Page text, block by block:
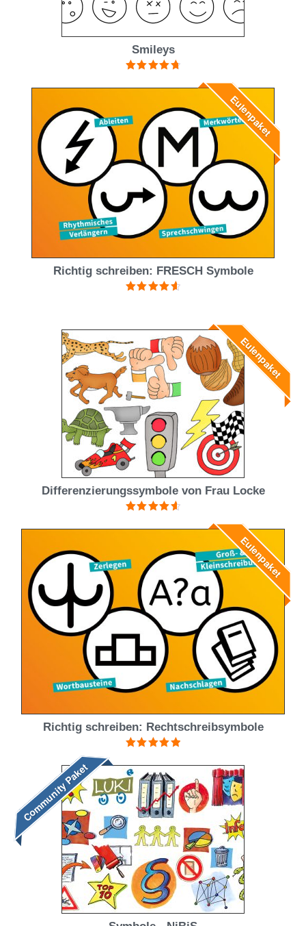
Smileys
4.83von 5 Eulenpaket
Richtig schreiben: FRESCH Symbole
Eulenpaket
Differenzierungssymbole von Frau Locke
mit4.71
Eulenpaket
Richtig schreiben: Rechtschreibsymbole
5.00von 5
Community Paket